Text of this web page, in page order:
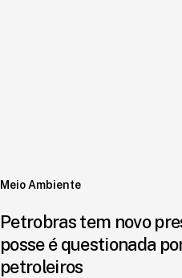
Meio Ambiente
Petrobras tem novo
posse é questionada
petroleiros